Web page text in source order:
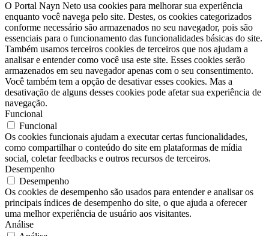
O Portal Nayn Neto usa cookies para melhorar sua experiência
enquanto você navega pelo site. Destes, os cookies categorizados
conforme necessário são armazenados no seu navegador, pois são
essenciais para o funcionamento das funcionalidades básicas do site.
Também usamos terceiros cookies de terceiros que nos ajudam a
analisar e entender como você usa este site. Esses cookies serão
armazenados em seu navegador apenas com o seu consentimento.
Você também tem a opção de desativar esses cookies. Mas a
desativação de alguns desses cookies pode afetar sua experiência de
navegação.
Funcional
Funcional
Os cookies funcionais ajudam a executar certas funcionalidades,
como compartilhar o conteúdo do site em plataformas de mídia
social, coletar feedbacks e outros recursos de terceiros.
Desempenho
Desempenho
Os cookies de desempenho são usados ​​para entender e analisar os
principais índices de desempenho do site, o que ajuda a oferecer
uma melhor experiência de usuário aos visitantes.
Análise